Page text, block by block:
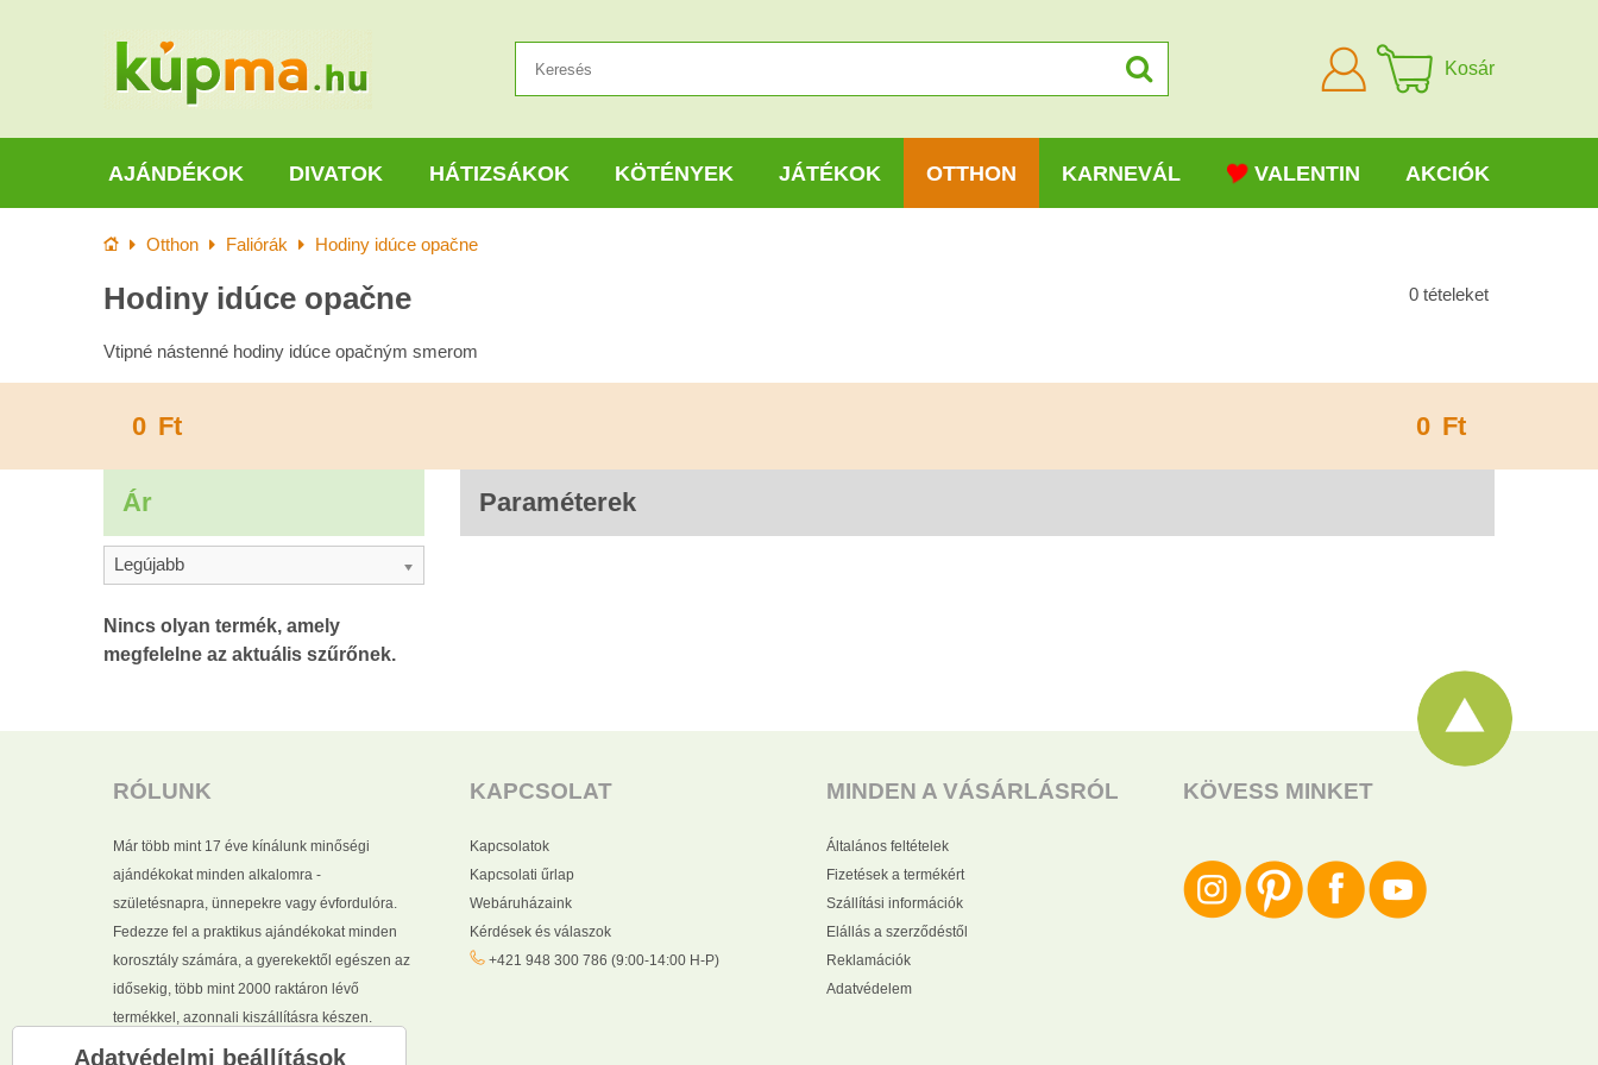
Bejelentkezni
Kosár
AJÁNDÉKOK DIVATOK HÁTIZSÁKOK KÖTÉNYEK JÁTÉKOK OTTHON KARNEVÁL VALENTIN AKCIÓK
KezdőlapOtthon Faliórák Hodiny idúce opačne
Hodiny idúce opačne 0 tételeket
Vtipné nástenné hodiny idúce opačným smerom
0 Ft 0 Ft
Ár Paraméterek
Legújabb
RÓLUNK
Már több mint 17 éve kínálunk minőségi
ajándékokat minden alkalomra -
születésnapra, ünnepekre vagy évfordulóra.
Fedezze fel a praktikus ajándékokat minden
korosztály számára, a gyerekektől egészen az
idősekig, több mint 2000 raktáron lévő
termékkel, azonnali kiszállításra készen.
KAPCSOLAT
Kapcsolatok
Kapcsolati űrlap
Webáruházaink
Kérdések és válaszok
+421 948 300 786 (9:00-14:00 H-P)
MINDEN A VÁSÁRLÁSRÓL
Általános feltételek
Fizetések a termékért
Szállítási információk
Elállás a szerződéstől
Reklamációk
Adatvédelem
KÖVESS MINKET
Adatvédelmi beállítások